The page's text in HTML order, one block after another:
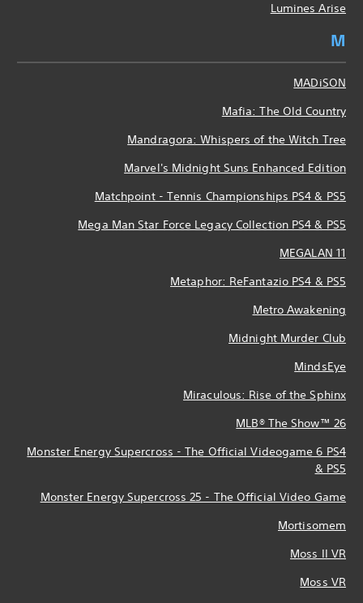
Lumines Arise
M
MADiSON
Mafia: The Old Country
Mandragora: Whispers of the Witch Tree
Marvel's Midnight Suns Enhanced Edition
Matchpoint - Tennis Championships PS4 & PS5
Mega Man Star Force Legacy Collection PS4 & PS5
MEGALAN 11
Metaphor: ReFantazio PS4 & PS5
Metro Awakening
Midnight Murder Club
MindsEye
Miraculous: Rise of the Sphinx
MLB® The Show™ 26
Monster Energy Supercross - The Official Videogame 6 PS4
& PS5
Monster Energy Supercross 25 - The Official Video Game
Mortisomem
Moss II VR
Moss VR